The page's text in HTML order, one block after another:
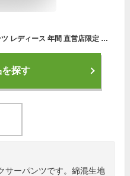
グンゼ ボディワイルド ボクサーパンツ レディース 年間 直営店限定 立体成型 婦人 ショーツ 下着 ボクサーショーツ ボックスショーツ ボーイレングス 1分丈 美尻 ヴィンテージデニム おしゃれ M L BODY WILD BHS187U GUNZE13
探す
サーパンツです。綿混生地